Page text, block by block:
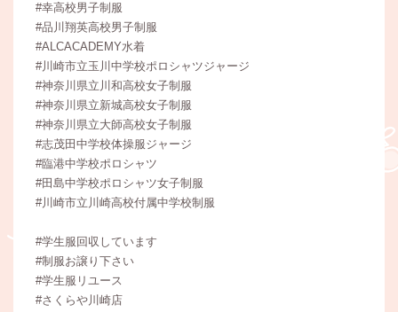
#幸高校男子制服
#品川翔英高校男子制服
#ALCACADEMY水着
#川崎市立玉川中学校ポロシャツジャージ
#神奈川県立川和高校女子制服
#神奈川県立新城高校女子制服
#神奈川県立大師高校女子制服
#志茂田中学校体操服ジャージ
#臨港中学校ポロシャツ
#田島中学校ポロシャツ女子制服
#川崎市立川崎高校付属中学校制服
#学生服回収しています
#制服お譲り下さい
#学生服リユース
#さくらや川崎店